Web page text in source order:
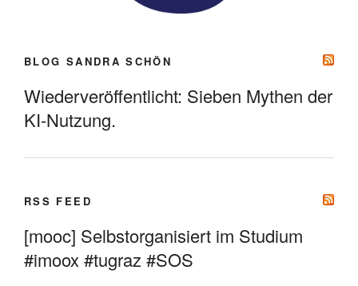
BLOG SANDRA SCHÖN
Wiederveröffentlicht: Sieben Mythen der
KI-Nutzung.
RSS FEED
[mooc] Selbstorganisiert im Studium
#imoox #tugraz #SOS